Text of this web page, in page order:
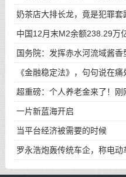
奶茶店大排长龙，竟是犯罪
评
中国12月末M2余额238.29万
国务院：发挥赤水河流域酱
全
《金融稳定法》，句句说在痛
超重磅：个人养老金来了！刚
可
一片新蓝海开启
当平台经济被需要的时候
罗永浩炮轰传统车企，称电动